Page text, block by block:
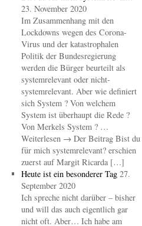
23. November 2020
Im Zusammenhang mit den
Lockdowns wegen des Corona-
Virus und der katastrophalen
Politik der Bundesregierung
werden die Bürger beurteilt als
systemrelevant oder nicht-
systemrelevant. Aber wie definiert
sich System ? Von welchem
System ist überhaupt die Rede ?
Von Merkels System ? …
Weiterlesen → Der Beitrag Bist du
für mich systemrelevant? erschien
zuerst auf Margit Ricarda […]
Heute ist ein besonderer Tag 27.
September 2020
Ich spreche nicht darüber – bisher
und will das auch eigentlich gar
nicht oft. Aber… Ich habe am